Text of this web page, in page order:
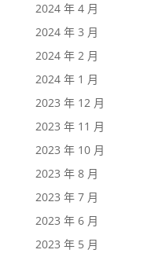
2024 年 4 月
2024 年 3 月
2024 年 2 月
2024 年 1 月
2023 年 12 月
2023 年 11 月
2023 年 10 月
2023 年 8 月
2023 年 7 月
2023 年 6 月
2023 年 5 月